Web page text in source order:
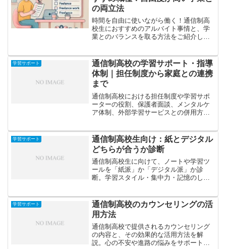
の両立法
時間を自由に使いながら働く！通信制高
校生におすすめのアルバイト事情と、学
業とのバランスを取る方法をご紹介しま
通信制高校では、毎日登校する必要がな
くアルバイトが自由にでき...
学習サポート
通信制高校の学習サポート・指導
体制｜担任制度から家庭との連携
まで
通信制高校における担任制度や学習サポ
ーターの役割、保護者面談、メンタルケ
ア体制、外部学習サービスとの併用方法
学習サポート
通信制高校生向け：紙とデジタル
どちらが合うか診断
通信制高校生に向けて、ノートや学習ツ
ールを「紙派」か「デジタル派」か診
断。学習スタイル・集中力・記憶のしや
学習サポート
通信制高校のカウンセリングの活
用方法
通信制高校で提供されるカウンセリング
の内容と、その効果的な活用方法を解
説。心の不安や進路の悩みをサポートす